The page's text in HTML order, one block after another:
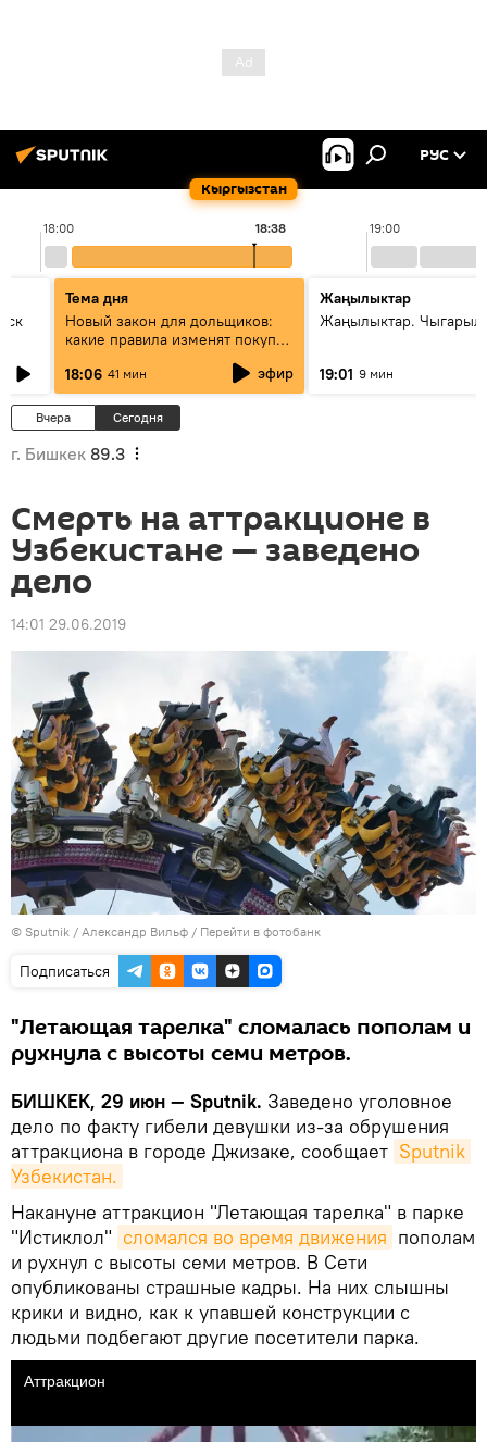
Кыргызстан
РУС
18:00 19:00
18:38
Тема дня
Новый закон для дольщиков:
какие правила изменят покупку
18:06 41 мин эфир
Жаңылыктар
Жаңылыктар.
19:01 9 мин
Вчера Сегодня
г. Бишкек 89.3
Смерть на аттракционе в
Узбекистане — заведено
дело
14:01 29.06.2019
© Sputnik / Александр Вильф / Перейти в фотобанк
Подписаться
"Летающая тарелка" сломалась пополам и
рухнула с высоты семи метров.
БИШКЕК, 29 июн — Sputnik. Заведено уголовное
дело по факту гибели девушки из-за обрушения
аттракциона в городе Джизаке, сообщает Sputnik
Узбекистан.
Накануне аттракцион "Летающая тарелка" в парке
"Истиклол" сломался во время движения пополам
и рухнул с высоты семи метров. В Сети
опубликованы страшные кадры. На них слышны
крики и видно, как к упавшей конструкции с
людьми подбегают другие посетители парка.